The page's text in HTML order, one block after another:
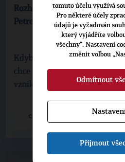
Rozhovor s místopředsedou
Petrem Gazdíkem
Kdyby si každý poslanec po
chce zopakovat hlasování
vznikne ve sněmovně
CELÝ ČLÁNEK
tomuto účelu využívá
Pro některé účely
údajů je vyžadován
který vyjádříte
všechny“. Nastavení
změnit volbou
Odmítnout
Přijmout